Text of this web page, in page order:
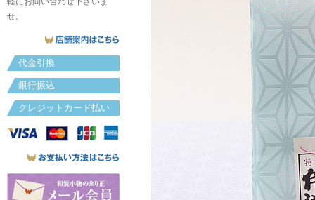
せ。
代金引換
銀行振込
クレジットカード払い